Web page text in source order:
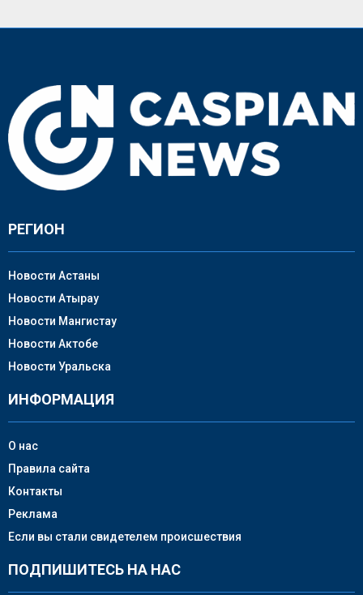
РЕГИОН
Новости Астаны
Новости Атырау
Новости Мангистау
Новости Актобе
Новости Уральска
ИНФОРМАЦИЯ
О нас
Правила сайта
Контакты
Реклама
Если вы стали свидетелем происшествия
ПОДПИШИТЕСЬ НА НАС